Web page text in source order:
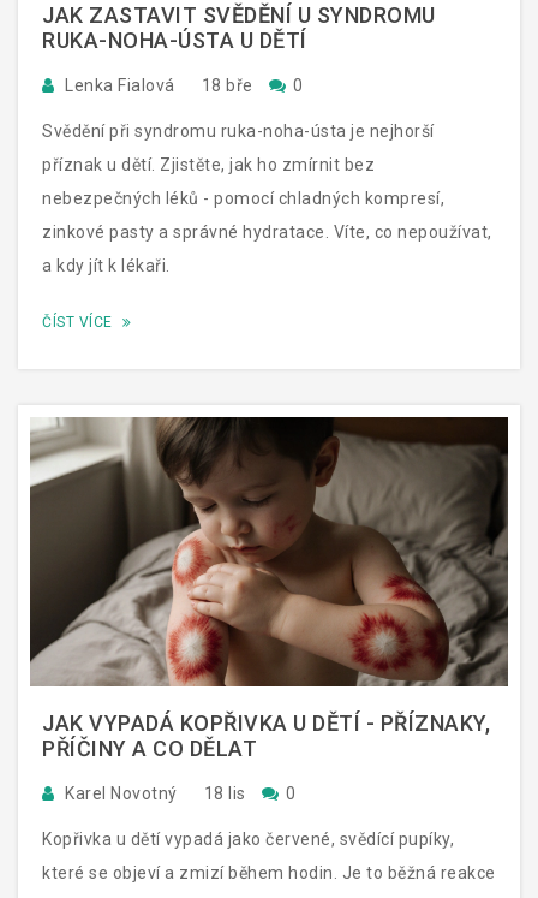
JAK ZASTAVIT SVĚDĚNÍ U SYNDROMU
RUKA-NOHA-ÚSTA U DĚTÍ
Lenka Fialová 18 bře 0
Svědění při syndromu ruka-noha-ústa je nejhorší
příznak u dětí. Zjistěte, jak ho zmírnit bez
nebezpečných léků - pomocí chladných kompresí,
zinkové pasty a správné hydratace. Víte, co nepoužívat,
a kdy jít k lékaři.
ČÍST VÍCE
JAK VYPADÁ KOPŘIVKA U DĚTÍ - PŘÍZNAKY,
PŘÍČINY A CO DĚLAT
Karel Novotný 18 lis 0
Kopřivka u dětí vypadá jako červené, svědící pupíky,
které se objeví a zmizí během hodin. Je to běžná reakce